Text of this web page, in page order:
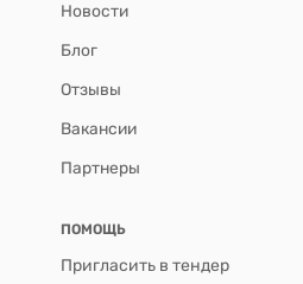
Новости
Блог
Отзывы
Вакансии
Партнеры
ПОМОЩЬ
Пригласить в тендер